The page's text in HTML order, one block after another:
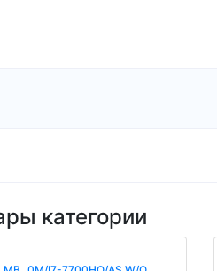
категории